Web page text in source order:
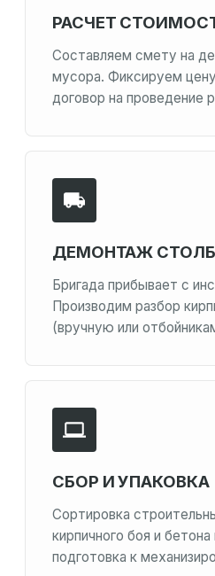
РАСЧЕТ
Составляем смету на
мусора. Фиксируем
договор на проведение
ДЕМОНТАЖ
Бригада прибывает с
Производим разбор
(вручную или
СБОР И УПАКОВКА
Сортировка
кирпичного боя и
подготовка к